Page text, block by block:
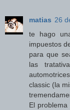
matias 26
te hago
impuestos
para que
las
classic (la
El